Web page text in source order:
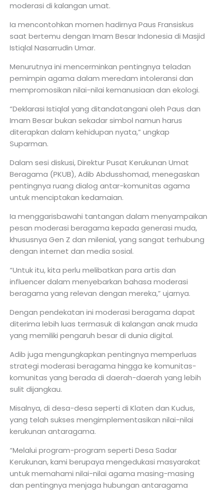
moderasi di kalangan umat.
Ia mencontohkan momen hadirnya Paus Fransiskus
saat bertemu dengan Imam Besar Indonesia di Masjid
Istiqlal Nasarrudin Umar.
Menurutnya ini mencerminkan pentingnya teladan
pemimpin agama dalam meredam intoleransi dan
mempromosikan nilai-nilai kemanusiaan dan ekologi.
“Deklarasi Istiqlal yang ditandatangani oleh Paus dan
Imam Besar bukan sekadar simbol namun harus
diterapkan dalam kehidupan nyata,” ungkap
Suparman.
Dalam sesi diskusi, Direktur Pusat Kerukunan Umat
Beragama (PKUB), Adib Abdusshomad, menegaskan
pentingnya ruang dialog antar-komunitas agama
untuk menciptakan kedamaian.
Ia menggarisbawahi tantangan dalam menyampaikan
pesan moderasi beragama kepada generasi muda,
khususnya Gen Z dan milenial, yang sangat terhubung
dengan internet dan media sosial.
“Untuk itu, kita perlu melibatkan para artis dan
influencer dalam menyebarkan bahasa moderasi
beragama yang relevan dengan mereka,” ujarnya.
Dengan pendekatan ini moderasi beragama dapat
diterima lebih luas termasuk di kalangan anak muda
yang memiliki pengaruh besar di dunia digital.
Adib juga mengungkapkan pentingnya memperluas
strategi moderasi beragama hingga ke komunitas-
komunitas yang berada di daerah-daerah yang lebih
sulit dijangkau.
Misalnya, di desa-desa seperti di Klaten dan Kudus,
yang telah sukses mengimplementasikan nilai-nilai
kerukunan antaragama.
“Melalui program-program seperti Desa Sadar
Kerukunan, kami berupaya mengedukasi masyarakat
untuk memahami nilai-nilai agama masing-masing
dan pentingnya menjaga hubungan antaragama